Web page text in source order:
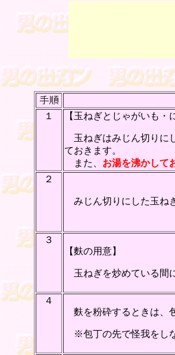
１
【玉ねぎとじゃがいも
玉ねぎはみじん切りに
ておきます。
また、 お湯を沸かして
２
みじん切りにした玉ね
３
【麩の用意】
玉ねぎを炒めている間に
４
麩を粉砕するときは、
※包丁の先で怪我をし